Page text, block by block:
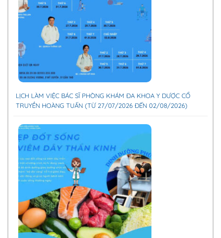
LỊCH LÀM VIỆC BÁC SĨ PHÒNG KHÁM ĐA KHOA Y DƯỢC CỔ
TRUYỀN HOÀNG TUẤN (TỪ 27/07/2026 ĐẾN 02/08/2026)